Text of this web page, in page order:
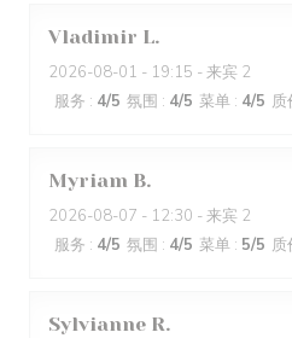
Vladimir L
2026-08-01 - 19:15 - 来宾 2
服务 : 4/5 氛围 : 4/5 菜单 : 4/5 质
Myriam B
2026-08-07 - 12:30 - 来宾 2
服务 : 4/5 氛围 : 4/5 菜单 : 5/5 质
Sylvianne R